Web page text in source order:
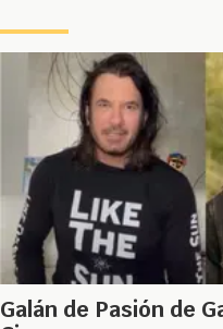
Galán de Pasión de